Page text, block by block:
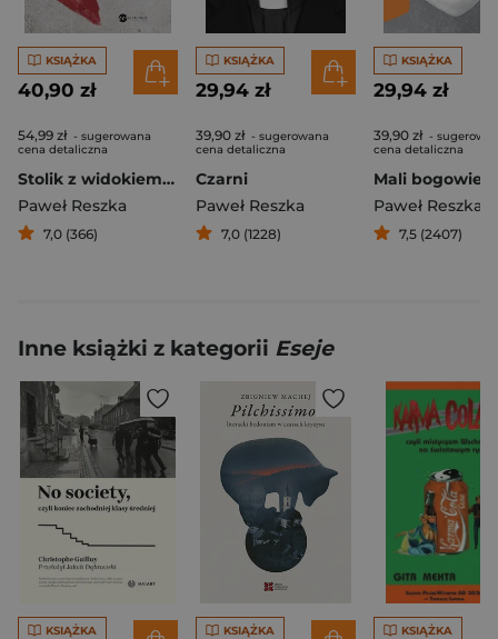
KSIĄŻKA
40,90 zł
54,99 zł - sugerowana
cena detaliczna
Stolik z widokiem na Kreml
Paweł Reszka
7,0 (366)
KSIĄŻKA
29,94 zł
39,90 zł - sugerowana
cena detaliczna
Czarni
Paweł Reszka
7,0 (1228)
KSIĄŻKA
29,94 zł
39,90 zł -
cena detaliczna
Paweł Reszka
7,5 (2407)
Inne książki z kategorii Eseje
KSIĄŻKA KSIĄŻKA KSIĄŻKA